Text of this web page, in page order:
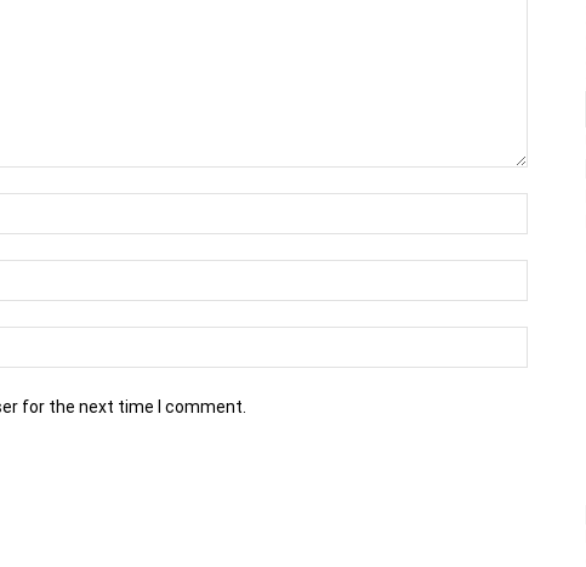
for the next time I comment.